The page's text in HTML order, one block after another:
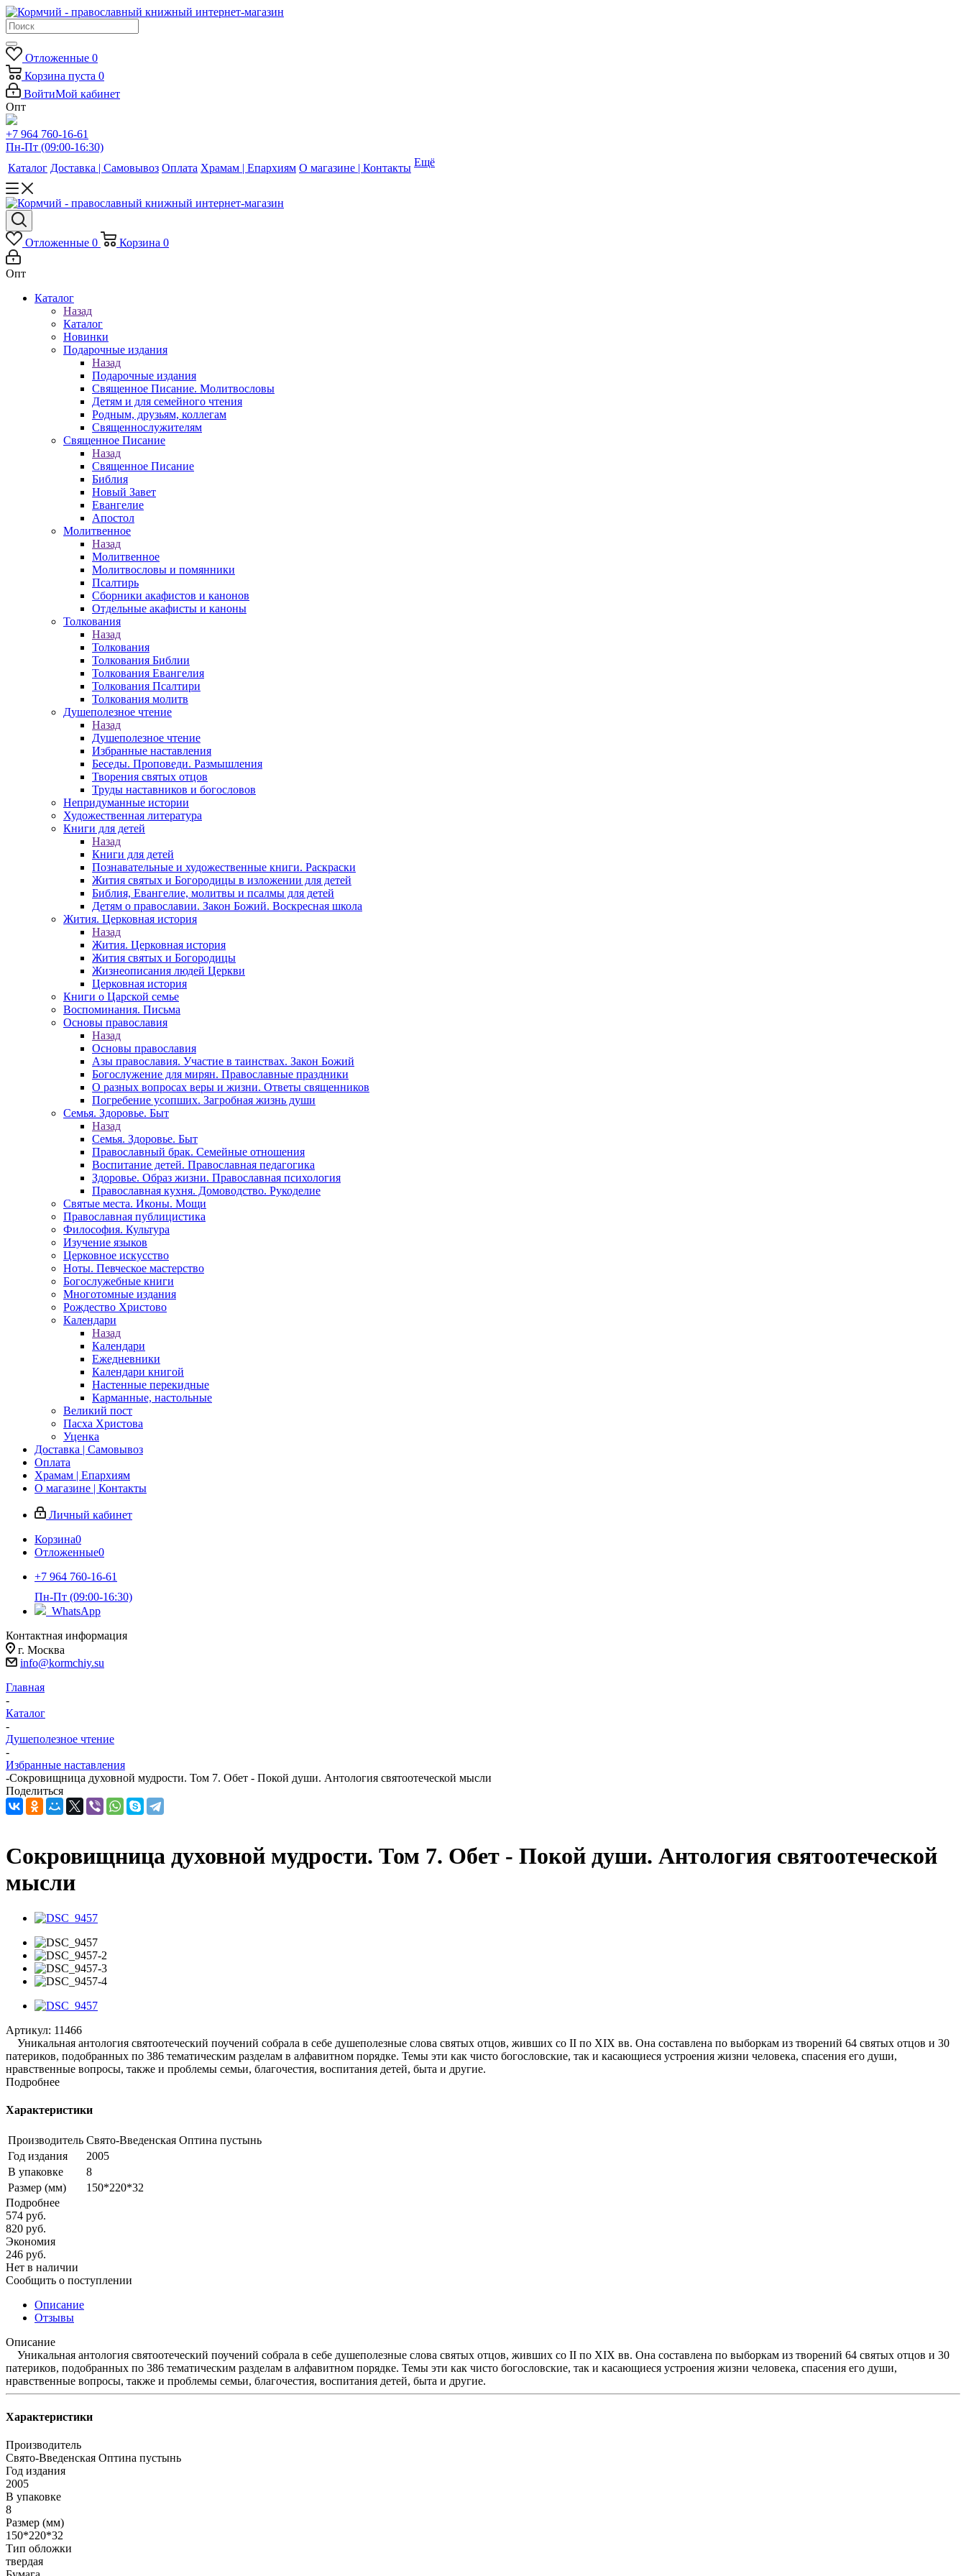
Отложенные 0
Корзина пуста 0
ВойтиМой кабинет
Опт
+7 964 760-16-61
Пн-Пт (09:00-16:30)
Каталог Доставка | Самовывоз Оплата Храмам | Епархиям О магазине | Контакты Ещё
Отложенные 0 Корзина 0
Опт
Каталог
Назад
Каталог
Новинки
Подарочные издания
Назад
Подарочные издания
Священное Писание. Молитвословы
Детям и для семейного чтения
Родным, друзьям, коллегам
Священнослужителям
Священное Писание
Назад
Священное Писание
Библия
Новый Завет
Евангелие
Апостол
Молитвенное
Назад
Молитвенное
Молитвословы и помянники
Псалтирь
Сборники акафистов и канонов
Отдельные акафисты и каноны
Толкования
Назад
Толкования
Толкования Библии
Толкования Евангелия
Толкования Псалтири
Толкования молитв
Душеполезное чтение
Назад
Душеполезное чтение
Избранные наставления
Беседы. Проповеди. Размышления
Творения святых отцов
Труды наставников и богословов
Непридуманные истории
Художественная литература
Книги для детей
Назад
Книги для детей
Познавательные и художественные книги. Раскраски
Жития святых и Богородицы в изложении для детей
Библия, Евангелие, молитвы и псалмы для детей
Детям о православии. Закон Божий. Воскресная школа
Жития. Церковная история
Назад
Жития. Церковная история
Жития святых и Богородицы
Жизнеописания людей Церкви
Церковная история
Книги о Царской семье
Воспоминания. Письма
Основы православия
Назад
Основы православия
Азы православия. Участие в таинствах. Закон Божий
Богослужение для мирян. Православные праздники
О разных вопросах веры и жизни. Ответы священников
Погребение усопших. Загробная жизнь души
Семья. Здоровье. Быт
Назад
Семья. Здоровье. Быт
Православный брак. Семейные отношения
Воспитание детей. Православная педагогика
Здоровье. Образ жизни. Православная психология
Православная кухня. Домоводство. Рукоделие
Святые места. Иконы. Мощи
Православная публицистика
Философия. Культура
Изучение языков
Церковное искусство
Ноты. Певческое мастерство
Богослужебные книги
Многотомные издания
Рождество Христово
Календари
Назад
Календари
Ежедневники
Календари книгой
Настенные перекидные
Карманные, настольные
Великий пост
Пасха Христова
Уценка
Доставка | Самовывоз
Оплата
Храмам | Епархиям
О магазине | Контакты
Личный кабинет
Корзина0
Отложенные0
+7 964 760-16-61
Пн-Пт (09:00-16:30)
WhatsApp
Контактная информация
г. Москва
info@kormchiy.su
Главная
-
Каталог
-
Душеполезное чтение
-
Избранные наставления
-Сокровищница духовной мудрости. Том 7. Обет - Покой души. Антология святоотеческой мысли
Поделиться
Сокровищница духовной мудрости. Том 7. Обет - Покой души. Антология святоотеческой
мысли
Артикул: 11466
Уникальная антология святоотеческий поучений собрала в себе душеполезные слова святых отцов, живших со II по XIX вв. Она составлена по выборкам из творений 64 святых отцов и 30
патериков, подобранных по 386 тематическим разделам в алфавитном порядке. Темы эти как чисто богословские, так и касающиеся устроения жизни человека, спасения его души,
нравственные вопросы, также и проблемы семьи, благочестия, воспитания детей, быта и другие.
Подробнее
Характеристики
Производитель Свято-Введенская Оптина пустынь
Год издания
2005
В упаковке
8
Размер (мм)
150*220*32
Подробнее
574 руб.
820 руб.
Экономия
246 руб.
Нет в наличии
Сообщить о поступлении
Описание
Отзывы
Описание
Уникальная антология святоотеческий поучений собрала в себе душеполезные слова святых отцов, живших со II по XIX вв. Она составлена по выборкам из творений 64 святых отцов и 30
патериков, подобранных по 386 тематическим разделам в алфавитном порядке. Темы эти как чисто богословские, так и касающиеся устроения жизни человека, спасения его души,
нравственные вопросы, также и проблемы семьи, благочестия, воспитания детей, быта и другие.
Характеристики
Производитель
Свято-Введенская Оптина пустынь
Год издания
2005
В упаковке
8
Размер (мм)
150*220*32
Тип обложки
твердая